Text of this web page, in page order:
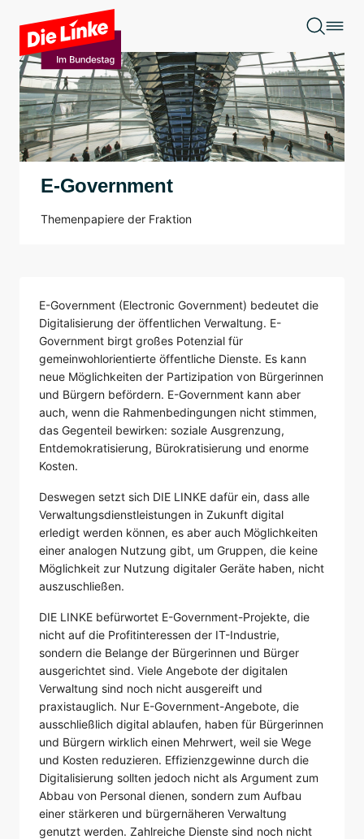
Zum Hauptinhalt springen
E-Government
Themenpapiere der Fraktion
E-Government (Electronic Government) bedeutet die
Digitalisierung der öffentlichen Verwaltung. E-
Government birgt großes Potenzial für
gemeinwohlorientierte öffentliche Dienste. Es kann
neue Möglichkeiten der Partizipation von Bürgerinnen
und Bürgern befördern. E-Government kann aber
auch, wenn die Rahmenbedingungen nicht stimmen,
das Gegenteil bewirken: soziale Ausgrenzung,
Entdemokratisierung, Bürokratisierung und enorme
Kosten.
Deswegen setzt sich DIE LINKE dafür ein, dass alle
Verwaltungsdienstleistungen in Zukunft digital
erledigt werden können, es aber auch Möglichkeiten
einer analogen Nutzung gibt, um Gruppen, die keine
Möglichkeit zur Nutzung digitaler Geräte haben, nicht
auszuschließen.
DIE LINKE befürwortet E-Government-Projekte, die
nicht auf die Profitinteressen der IT-Industrie,
sondern die Belange der Bürgerinnen und Bürger
ausgerichtet sind. Viele Angebote der digitalen
Verwaltung sind noch nicht ausgereift und
praxistauglich. Nur E-Government-Angebote, die
ausschließlich digital ablaufen, haben für Bürgerinnen
und Bürgern wirklich einen Mehrwert, weil sie Wege
und Kosten reduzieren. Effizienzgewinne durch die
Digitalisierung sollten jedoch nicht als Argument zum
Abbau von Personal dienen, sondern zum Aufbau
einer stärkeren und bürgernäheren Verwaltung
genutzt werden. Zahlreiche Dienste sind noch nicht